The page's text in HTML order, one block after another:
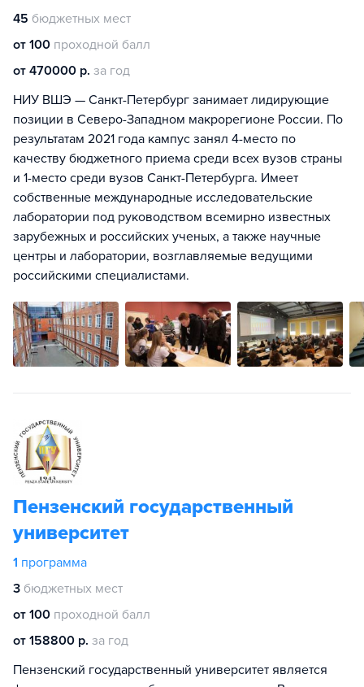
45 бюджетных мест
от 100 проходной балл
от 470000 р. за год
НИУ ВШЭ — Санкт-Петербург занимает лидирующие
позиции в Северо-Западном макрорегионе России. По
результатам 2021 года кампус занял 4-место по
качеству бюджетного приема среди всех вузов страны
и 1-место среди вузов Санкт-Петербурга. Имеет
собственные международные исследовательские
лаборатории под руководством всемирно известных
зарубежных и российских ученых, а также научные
центры и лаборатории, возглавляемые ведущими
российскими специалистами.
Пензенский государственный
университет
1 программа
3 бюджетных мест
от 100 проходной балл
от 158800 р. за год
Пензенский государственный университет является